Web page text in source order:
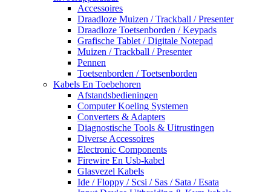
Accessoires
Draadloze Muizen / Trackball / Presenter
Draadloze Toetsenborden / Keypads
Grafische Tablet / Digitale Notepad
Muizen / Trackball / Presenter
Pennen
Toetsenborden / Toetsenborden
Kabels En Toebehoren
Afstandsbedieningen
Computer Koeling Systemen
Converters & Adapters
Diagnostische Tools & Uitrustingen
Diverse Accessoires
Electronic Components
Firewire En Usb-kabel
Glasvezel Kabels
Ide / Floppy / Scsi / Sas / Sata / Esata